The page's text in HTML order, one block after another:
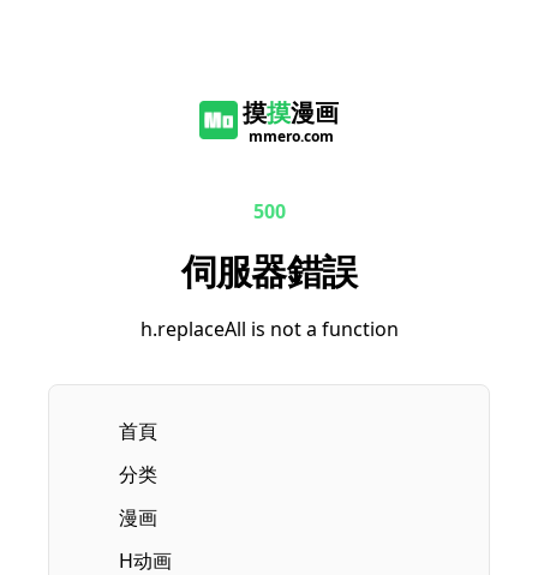
摸摸漫画
mmero.com
500
伺服器錯誤
h.replaceAll is not a function
首頁
分类
漫画
H动画